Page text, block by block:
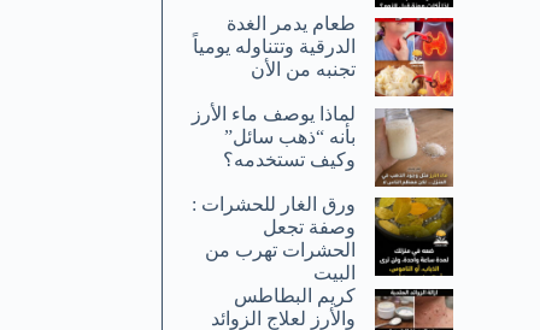
طعام يدمر الغدة
الدرقية وتتناوله يومياً
تجنبه من الأن
لماذا يوصف ماء الأرز
بأنه “ذهب سائل”
وكيف تستخدمه؟
ورق الغار للحشرات :
وصفة تجعل
الحشرات تهرب من
البيت
كريم البطاطس
والأرز لعلاج الزوائد